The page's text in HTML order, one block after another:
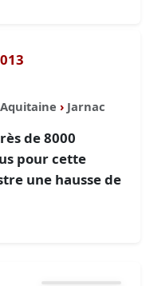
› Jarnac
de 8000
pour cette
une hausse de